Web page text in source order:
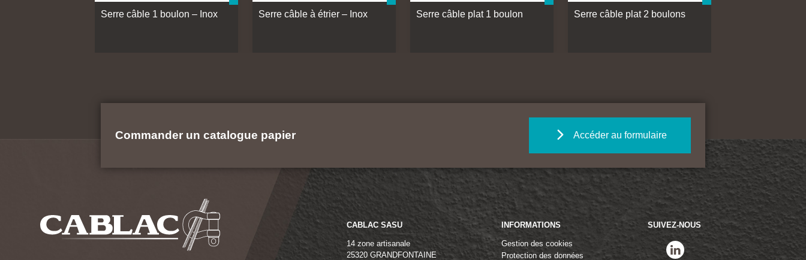
Serre câble 1 boulon – Inox Serre câble à étrier – Inox Serre câble plat 1 boulon Serre câble plat 2 boulons
Commander un catalogue papier Accéder au formulaire
CABLAC SASU
14 zone artisanale
25320 GRANDFONTAINE
INFORMATIONS
Gestion des cookies
Protection des données
SUIVEZ-NOUS
linkedin